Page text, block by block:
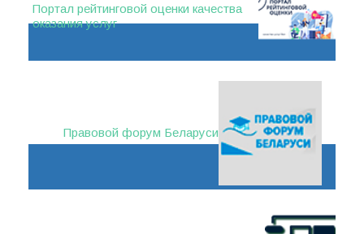
Портал рейтинговой оценки качества
оказания услуг
Правовой форум Беларуси